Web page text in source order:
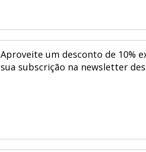
Aproveite um desconto de 10%
sua subscrição na newsletter